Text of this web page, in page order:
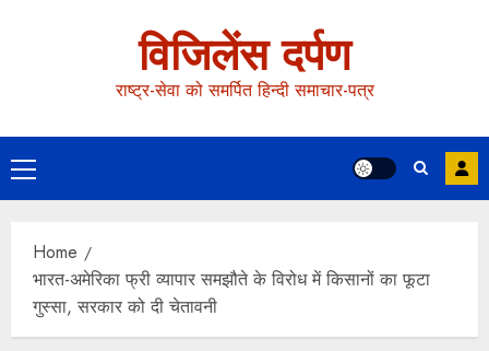
विजिलेंस दर्पण
राष्ट्र-सेवा को समर्पित हिन्दी समाचार-पत्र
Home
भारत-अमेरिका फ्री व्यापार समझौते के विरोध में किसानों का फूटा
गुस्सा, सरकार को दी चेतावनी